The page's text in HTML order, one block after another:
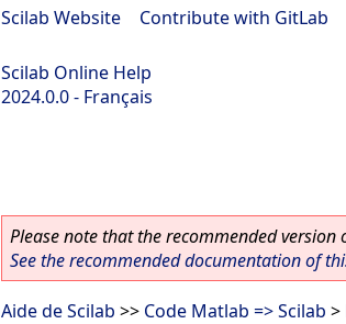
Scilab Website Contribute with GitLab
Scilab Online Help
2024.0.0 - Français
Please note that the recommended version
See the recommended documentation of
Aide de Scilab >> Code Matlab => Scilab >